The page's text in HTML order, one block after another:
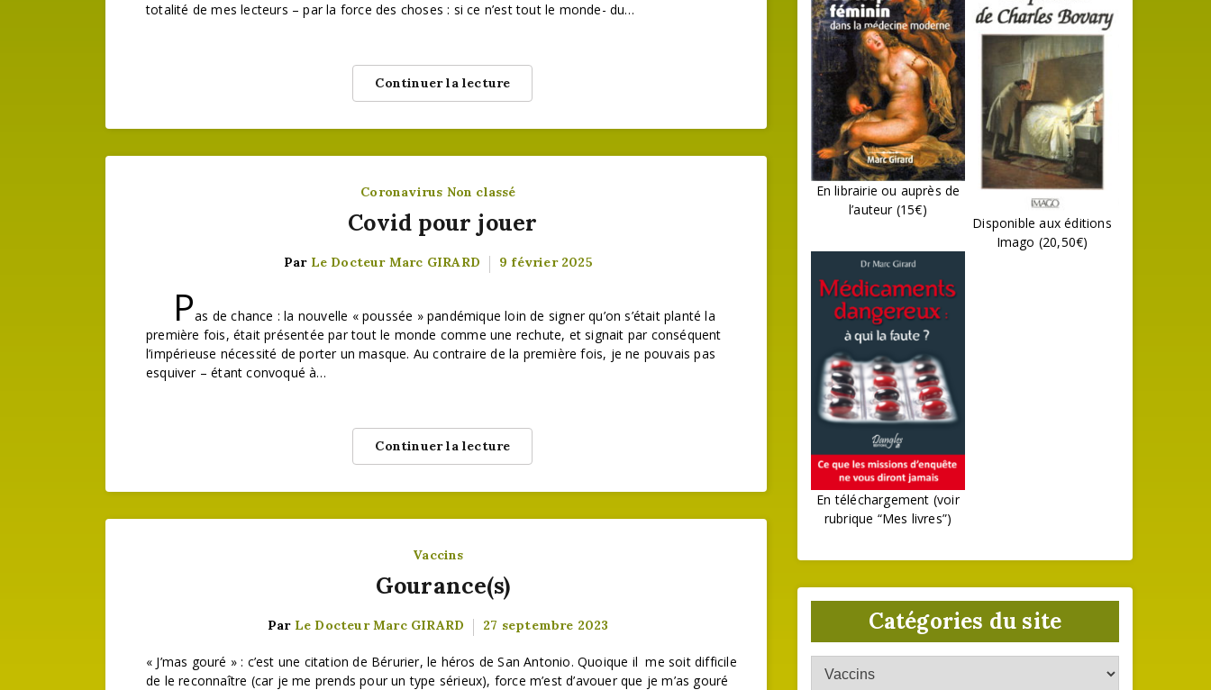
totalité de mes lecteurs – par la force des choses : si ce n’est tout le monde- du…
Continuer la lecture
Coronavirus Non classé
Covid pour jouer
Par Le Docteur Marc GIRARD 9 février 2025
Pas de chance : la nouvelle « poussée » pandémique loin de signer qu’on s’était planté la
première fois, était présentée par tout le monde comme une rechute, et signait par conséquent
l’impérieuse nécessité de porter un masque. Au contraire de la première fois, je ne pouvais pas
esquiver – étant convoqué à…
Continuer la lecture
Vaccins
Gourance(s)
Par Le Docteur Marc GIRARD 27 septembre 2023
« J’mas gouré » : c’est une citation de Bérurier, le héros de San Antonio. Quoique il me soit difficile
de le reconnaître (car je me prends pour un type sérieux), force m’est d’avouer que je m’as gouré
En librairie ou auprès de
l’auteur (15€)
Disponible aux éditions
Imago (20,50€)
En téléchargement (voir
rubrique “Mes livres”)
Catégories du site
Catégories